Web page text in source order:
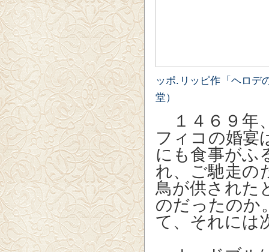
ッポ.リッピ作「ヘロデ
堂）
１４６９年
フィコの婚宴
にも食事がふ
れ、ご馳走の
鳥が供された
のだったのか
て、それには